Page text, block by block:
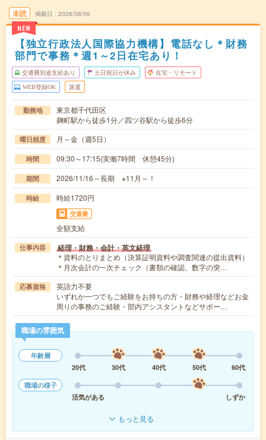
未読
NEW
掲載日 2026/08/06
【独立行政法人国際協力機構】電話なし＊財務
部門で事務＊週1～2日在宅あり！
交通費別途支給あり 土日祝日が休み 在宅・リモート
WEB登録OK 派遣
勤務地
東京都千代田区
麹町駅から徒歩1分／四ツ谷駅から徒歩6分
曜日頻度 月～金（週5日）
時間 09:30～17:15(実働7時間 休憩45分)
期間 2026/11/16～長期 ※11月～！
時給 時給1720円
交通費
全額支給
仕事内容 経理・財務・会計・英文経理
＊資料のとりまとめ（決算証明資料や調査関連の提出資料）
＊月次会計の一次チェック（書類の確認、数字の突…
応募資格
英語力不要
いずれか一つでもご経験をお持ちの方・財務や経理などお金
周りの事務のご経験・部内アシスタントなどサポー…
職場の雰囲気
年齢層
20代
30代 40代 50代
60代
職場の様子
活気がある
しずか
もっと見る